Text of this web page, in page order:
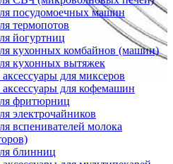
посудомоечных машин
термопотов
йогуртниц
кухонных комбайнов (машин)
кухонных вытяжек
для миксеров
аксессуары для кофемашин
фритюрниц
электрочайников
вспенивателей молока
блинниц